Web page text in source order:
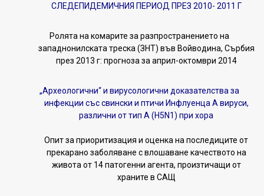
СЛЕДЕПИДЕМИЧНИЯ ПЕРИОД ПРЕЗ 2010- 2011 Г
Ролята на комарите за разпространението на
западнонилската треска (ЗНТ) във Войводина, Сърбия
през 2013 г: прогноза за април-октомври 2014
„Археологични“ и вирусологични доказателства за
инфекции със свински и птичи Инфлуенца А вируси,
различни от тип А (H5N1) при хора
Опит за приоритизация и оценка на последиците от
прекарано заболяване с влошаване качеството на
живота от 14 патогенни агента, произтичащи от
храните в САЩ